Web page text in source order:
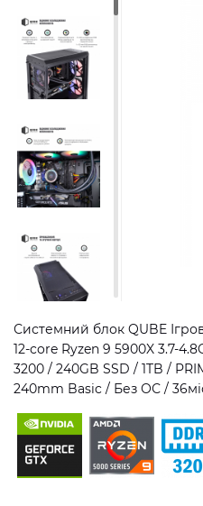
Системний блок QUBE
12-core Ryzen 9 5900X 3.7-
3200 / 240GB SSD / 1TB /
240mm Basic / Без ОС /